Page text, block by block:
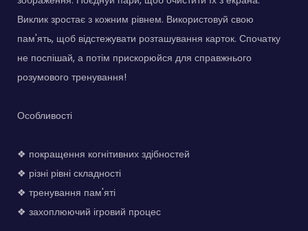
Виклик зростає з кожним рівнем. Використовуй свою
пам'ять, щоб відстежувати розташування карток. Спочатку
не поспішай, а потім прискорюйся для справжнього
розумового тренування!
Особливості
❖ покращення когнітивних здібностей
❖ різні рівні складності
❖ тренування пам'яті
❖ захоплюючий ігровий процес